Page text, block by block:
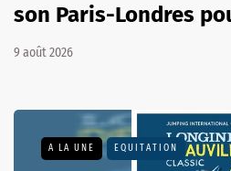
son Paris-Londres
9 août 2026
A LA UNE EQUITATION